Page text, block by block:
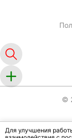
Для улучшения
©